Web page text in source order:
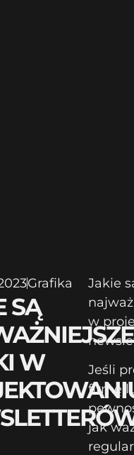
Grafika
SĄ
W
Jakie
w
Jeśli
firmę
jak